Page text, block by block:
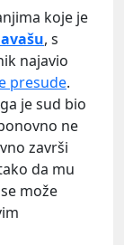
koje je
, s
najavio
presude.
je sud bio
ne
završi
da mu
može